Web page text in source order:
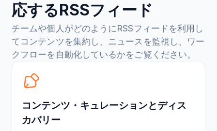
応するRSSフィード
チームや個人がどのようにRSSフィードを利用し
てコンテンツを集約し、ニュースを監視し、ワー
クフローを自動化しているかをご覧ください。
コンテンツ・キュレーションとディス
カバリー